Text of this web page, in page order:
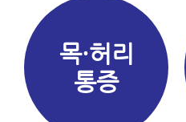
목·허리
통증